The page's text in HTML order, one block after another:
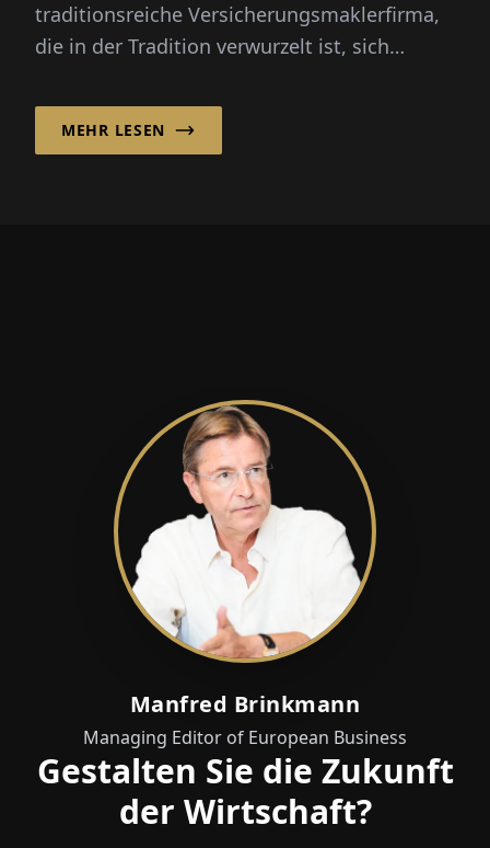
traditionsreiche Versicherungsmaklerfirma,
die in der Tradition verwurzelt ist, sich
des globalen Marktes weiterentwickelt,
zeichnet sich als vertrauenswürdiger Partner
MEHR LESEN
Manfred Brinkmann
Managing Editor of European Business
Gestalten Sie die Zukunft
der Wirtschaft?